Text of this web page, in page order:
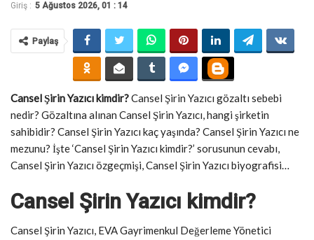
Giriş : 5 Ağustos 2026, 01 : 14
Paylaş
Cansel Şirin Yazıcı kimdir?Cansel Şirin Yazıcı gözaltı sebebi
nedir? Gözaltına alınan Cansel Şirin Yazıcı, hangi şirketin
sahibidir? Cansel Şirin Yazıcı kaç yaşında? Cansel Şirin Yazıcı ne
mezunu? İşte ‘Cansel Şirin Yazıcı kimdir?’ sorusunun cevabı,
Cansel Şirin Yazıcı özgeçmişi, Cansel Şirin Yazıcı biyografisi…
Cansel Şirin Yazıcı kimdir?
Cansel Şirin Yazıcı, EVA Gayrimenkul Değerleme Yönetici